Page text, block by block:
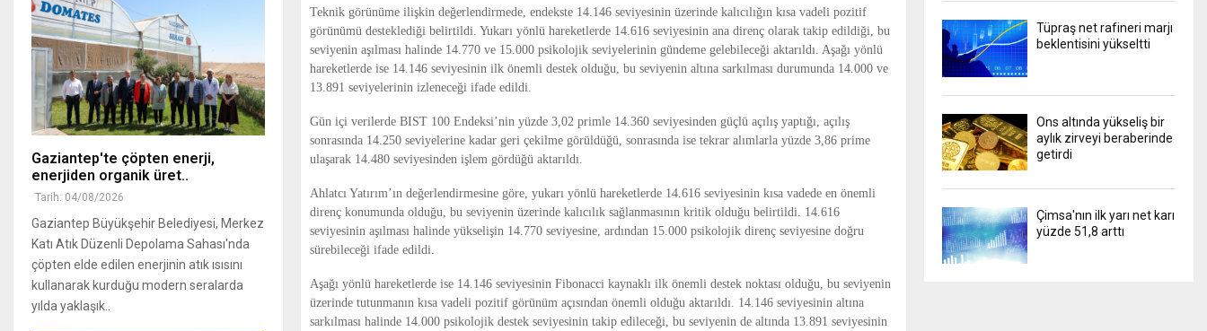
Teknik görünüme ilişkin değerlendirmede, endekste 14.146 seviyesinin üzerinde kalıcılığın kısa vadeli pozitif
görünümü desteklediği belirtildi. Yukarı yönlü hareketlerde 14.616 seviyesinin ana direnç olarak takip edildiği, bu
seviyenin aşılması halinde 14.770 ve 15.000 psikolojik seviyelerinin gündeme gelebileceği aktarıldı. Aşağı yönlü
hareketlerde ise 14.146 seviyesinin ilk önemli destek olduğu, bu seviyenin altına sarkılması durumunda 14.000 ve
13.891 seviyelerinin izleneceği ifade edildi.
Gün içi verilerde BIST 100 Endeksi’nin yüzde 3,02 primle 14.360 seviyesinden güçlü açılış yaptığı, açılış
sonrasında 14.250 seviyelerine kadar geri çekilme görüldüğü, sonrasında ise tekrar alımlarla yüzde 3,86 prime
ulaşarak 14.480 seviyesinden işlem gördüğü aktarıldı.
Ahlatcı Yatırım’ın değerlendirmesine göre, yukarı yönlü hareketlerde 14.616 seviyesinin kısa vadede en önemli
direnç konumunda olduğu, bu seviyenin üzerinde kalıcılık sağlanmasının kritik olduğu belirtildi. 14.616
seviyesinin aşılması halinde yükselişin 14.770 seviyesine, ardından 15.000 psikolojik direnç seviyesine doğru
sürebileceği ifade edildi.
Aşağı yönlü hareketlerde ise 14.146 seviyesinin Fibonacci kaynaklı ilk önemli destek noktası olduğu, bu seviyenin
üzerinde tutunmanın kısa vadeli pozitif görünüm açısından önemli olduğu aktarıldı. 14.146 seviyesinin altına
sarkılması halinde 14.000 psikolojik destek seviyesinin takip edileceği, bu seviyenin de altında 13.891 seviyesinin
Gaziantep'te çöpten enerji,
enerjiden organik üret..
Tarih: 04/08/2026
Gaziantep Büyükşehir Belediyesi, Merkez
Katı Atık Düzenli Depolama Sahası'nda
çöpten elde edilen enerjinin atık ısısını
kullanarak kurduğu modern seralarda
yılda yaklaşık..
Tüpraş net rafineri marjı
beklentisini yükseltti
Ons altında yükseliş bir
aylık zirveyi beraberinde
getirdi
Çimsa'nın ilk yarı net karı
yüzde 51,8 arttı